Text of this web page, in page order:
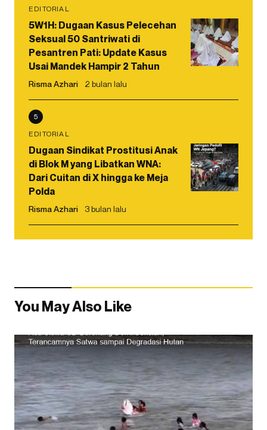
EDITORIAL
5W1H: Dugaan Kasus Pelecehan
Seksual 50 Santriwati di
Pesantren Pati: Update Kasus
Usai Mandek Hampir 2 Tahun
Risma Azhari 2 bulan lalu
5
EDITORIAL
Dugaan Sindikat Prostitusi Anak
di Blok M yang Libatkan WNA:
Dari Cuitan di X hingga ke Meja
Polda
Risma Azhari 3 bulan lalu
You May Also Like